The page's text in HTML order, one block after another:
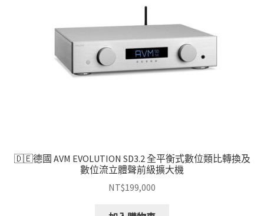
🇩🇪德國 AVM EVOLUTION SD3.2 全平衡式數位類比轉換及
數位流立體聲前級擴大機
NT$199,000